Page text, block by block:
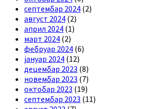
септембар 2024 (2)
август 2024 (2)
април 2024 (1)
март 2024 (2)
фебруар 2024 (6)
јануар 2024 (12)
децембар 2023 (8)
новембар 2023 (7)
октобар 2023 (19)
септембар 2023 (11)